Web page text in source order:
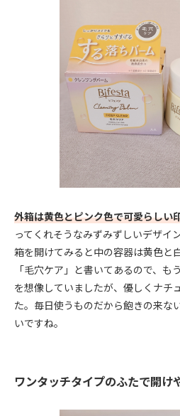
外箱は黄色とピンク色で可愛らしい
ってくれそうなみずみずしいデザイン
箱を開けてみると中の容器は黄色と
「毛穴ケア」と書いてあるので、
を想像していましたが、優しくナチ
た。毎日使うものだから飽きの来な
いですね。
ワンタッチタイプのふたで開け